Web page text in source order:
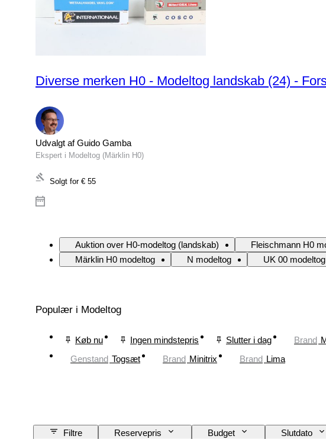
Diverse merken H0 - Modeltog landskab (24) -
Udvalgt af Guido Gamba
Ekspert i Modeltog (Märklin H0)
Solgt for € 55
Auktion over H0-modeltog (landskab) Fleischmann H0
Märklin H0 modeltog
N modeltog UK 00 modeltog
Populær i Modeltog
Køb nu Ingen mindstepris Slutter i dag Brand
Genstand Togsæt Brand Minitrix Brand Lima
Filtre Reservepris Budget Slutdato